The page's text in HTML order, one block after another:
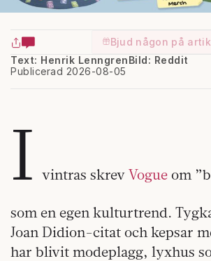
Bjud någon på
Text: Henrik Lenngren
Publicerad 2026-08-05
Bild: Reddit
I vintras skrevVogue om
som en egen kulturtrend.
Joan Didion-citat och kepsar
har blivit modeplagg, lyxhus